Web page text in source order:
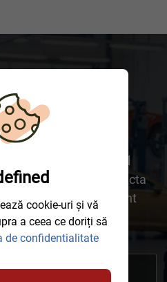
să vă ajute. Unul
pricepuți vă va contacta
prompt și eficient
cookie-uri și vă
a ceea ce doriți să
de confidentialitate